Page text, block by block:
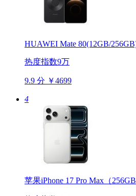
HUAWEI Mate 80(12GB/
热度指数9万
9.9 分 ￥4699
4
苹果iPhone 17 Pro Max（256GB